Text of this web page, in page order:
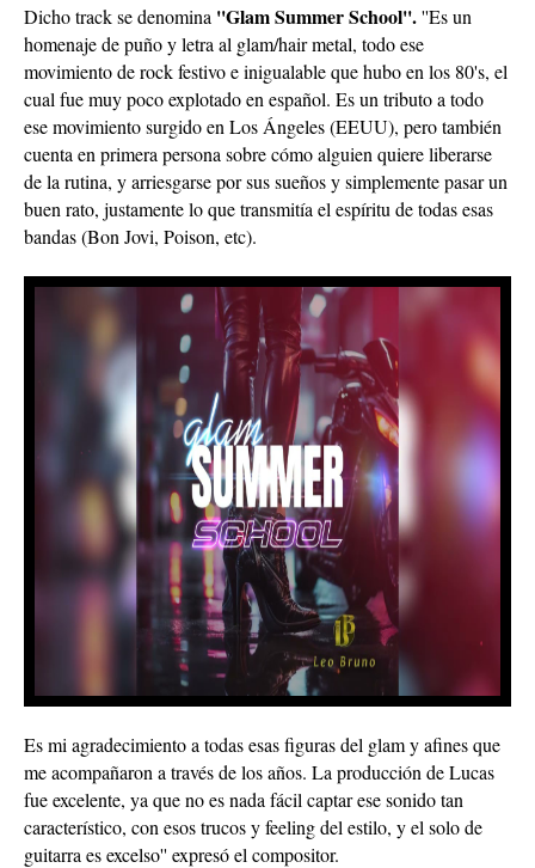
Dicho track se denomina ''Glam Summer School''.''Es un
homenaje de puño y letra al glam/hair metal, todo ese
movimiento de rock festivo e inigualable que hubo en los 80's, el
cual fue muy poco explotado en español. Es un tributo a todo
ese movimiento surgido en Los Ángeles (EEUU), pero también
cuenta en primera persona sobre cómo alguien quiere liberarse
de la rutina, y arriesgarse por sus sueños y simplemente pasar un
buen rato, justamente lo que transmitía el espíritu de todas esas
bandas (Bon Jovi, Poison, etc).
Es mi agradecimiento a todas esas figuras del glam y afines que
me acompañaron a través de los años. La producción de Lucas
fue excelente, ya que no es nada fácil captar ese sonido tan
característico, con esos trucos y feeling del estilo, y el solo de
guitarra es excelso'' expresó el compositor.